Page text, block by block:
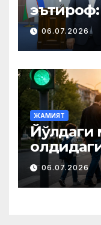
эътироф:
нафар
билан
06.07.2026
ЖАМИЯТ
Йўлдаги
06.07.2026